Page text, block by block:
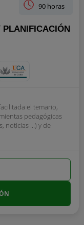
90 horas
PLANIFICACIÓN
el temario,
pedagógicas
noticias ...) y de